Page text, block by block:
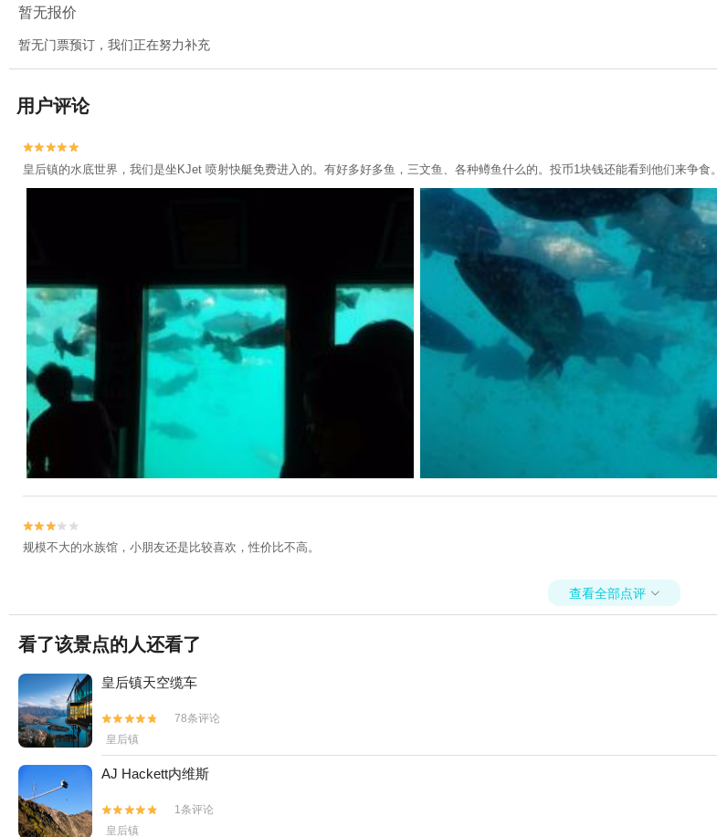
暂无报价
暂无门票预订，我们正在努力补充
用户评论


皇后镇的水底世界，我们是坐KJet 喷射快艇免费进入的。有好多好多鱼，三文鱼、各种鳟鱼什么的。投币1块钱还能看到他们来争食。


规模不大的水族馆，小朋友还是比较喜欢，性价比不高。
查看全部点评 
看了该景点的人还看了
皇后镇天空缆车


78条评论
皇后镇
AJ Hackett内维斯


1条评论
皇后镇